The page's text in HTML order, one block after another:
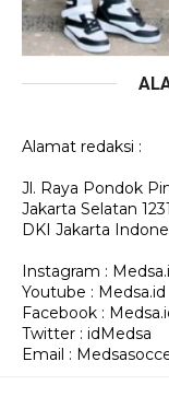
Alamat redaksi :
Jl. Raya Pondok
Jakarta Selatan
DKI Jakarta
Instagram :
Youtube : Medsa.id
Facebook :
Twitter : idMedsa
Email :